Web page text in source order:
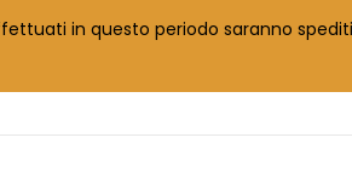
in questo periodo saranno